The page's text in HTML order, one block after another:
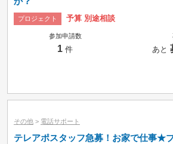
プロジェクト 予算 別途相談
参加申請数
1 件 あと
その他 > 電話サポート
テレアポスタッフ急募！お家で仕事★